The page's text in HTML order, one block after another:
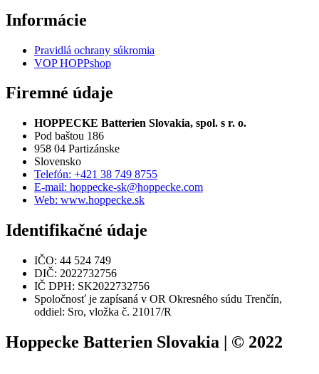
Informácie
Pravidlá ochrany súkromia
VOP HOPPshop
Firemné údaje
HOPPECKE Batterien Slovakia, spol. s r. o.
Pod baštou 186
958 04 Partizánske
Slovensko
Telefón: +421 38 749 8755
E-mail: hoppecke-sk@hoppecke.com
Web: www.hoppecke.sk
Identifikačné údaje
IČO: 44 524 749
DIČ: 2022732756
IČ DPH: SK2022732756
Spoločnosť je zapísaná v OR Okresného súdu Trenčín,
oddiel: Sro, vložka č. 21017/R
Hoppecke Batterien Slovakia | © 2022